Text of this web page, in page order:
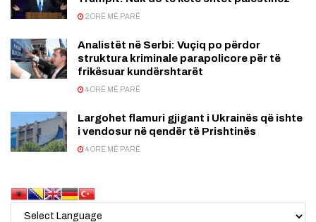
2 ORË MË PARË
Analistët në Serbi: Vuçiq po përdor
struktura kriminale parapolicore për të
frikësuar kundërshtarët
4 ORË MË PARË
Largohet flamuri gjigant i Ukrainës që ishte
i vendosur në qendër të Prishtinës
4 ORË MË PARË